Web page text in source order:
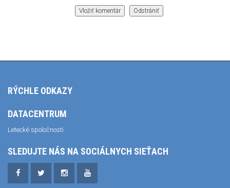
RÝCHLE ODKAZY
DATACENTRUM
Letecké spoločnosti
SLEDUJTE NÁS NA SOCIÁLNYCH SIEŤACH